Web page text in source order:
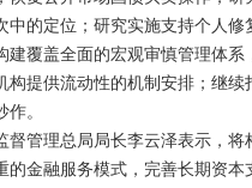
中的定位；研究实施支持个人修
建覆盖全面的宏观审慎管理体系
构提供流动性的机制安排；继续
。
督管理总局局长李云泽表示，
的金融服务模式，完善长期资本